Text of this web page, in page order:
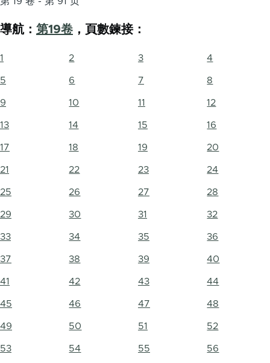
導航： 第19卷 ，頁數鍊接：
1 2 3 4
5 6 7 8
9 10 11 12
13 14 15 16
17 18 19 20
21 22 23 24
25 26 27 28
29 30 31 32
33 34 35 36
37 38 39 40
41 42 43 44
45 46 47 48
49 50 51 52
53 54 55 56